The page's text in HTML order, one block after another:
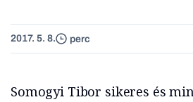
2017. 5. 8. perc
Somogyi Tibor sikeres és